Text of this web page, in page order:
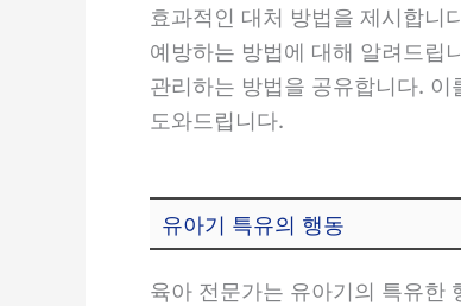
효과적인 대처 방법을 제시합니
예방하는 방법에 대해 알려드립
관리하는 방법을 공유합니다.
도와드립니다.
유아기 특유의 행동
육아 전문가는 유아기의 특유한